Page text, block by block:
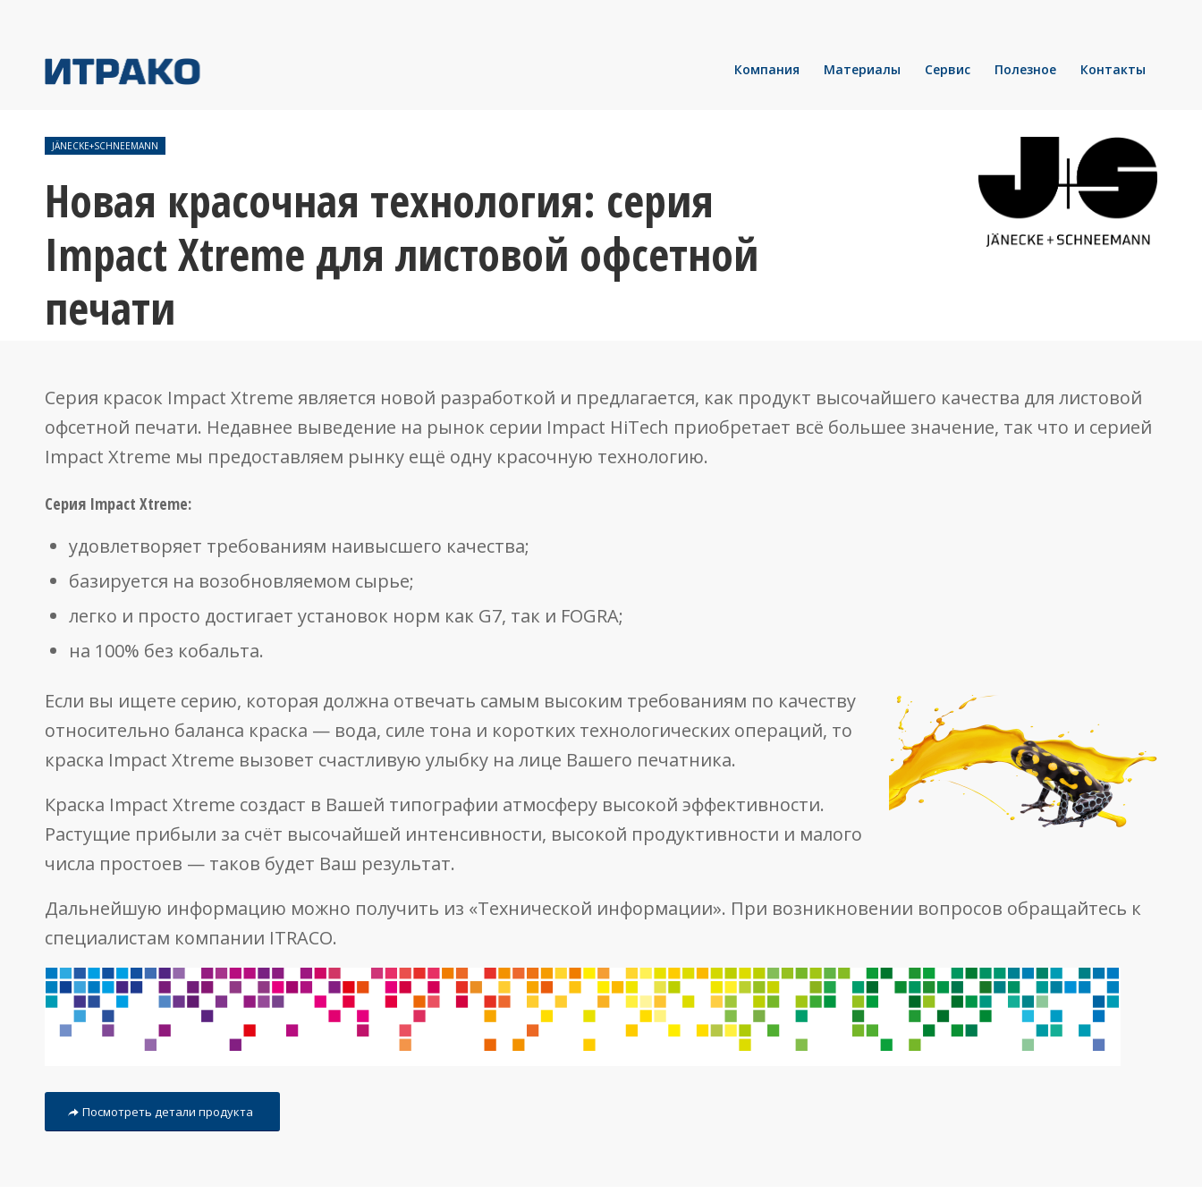
Компания Материалы Сервис Полезное Контакты
JÄNECKE+SCHNEEMANN
Новая красочная технология: серия
Impact Xtreme для листовой офсетной
печати
Серия красок Impact Xtreme является новой разработкой и предлагается, как продукт высочайшего качества для листовой
офсетной печати. Недавнее выведение на рынок серии Impact HiTech приобретает всё большее значение, так что и серией
Impact Xtreme мы предоставляем рынку ещё одну красочную технологию.
Серия Impact Xtreme:
удовлетворяет требованиям наивысшего качества;
базируется на возобновляемом сырье;
легко и просто достигает установок норм как G7, так и FOGRA;
на 100% без кобальта.
Если вы ищете серию, которая должна отвечать самым высоким требованиям по качеству
относительно баланса краска — вода, силе тона и коротких технологических операций, то
краска Impact Xtreme вызовет счастливую улыбку на лице Вашего печатника.
Краска Impact Xtreme создаст в Вашей типографии атмосферу высокой эффективности.
Растущие прибыли за счёт высочайшей интенсивности, высокой продуктивности и малого
числа простоев — таков будет Ваш результат.
Дальнейшую информацию можно получить из «Технической информации». При возникновении вопросов обращайтесь к
специалистам компании ITRACO.
Посмотреть детали продукта